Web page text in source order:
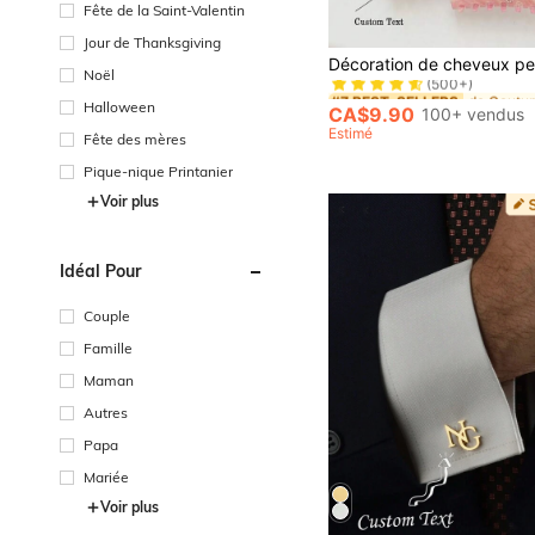
Fête de la Saint-Valentin
Jour de Thanksgiving
Noël
Halloween
Fête des mères
Pique-nique Printanier
Voir plus
Idéal Pour
Couple
Famille
Maman
Autres
Papa
Mariée
Voir plus
#7 BEST-SELLERS de
(500+)
#7 BEST-SELLERS de
(500+)
#7 BEST-SELLERS de
(500+)
#7 BEST-SELLERS
de
CA$9.90 100+ vendus
Estimé